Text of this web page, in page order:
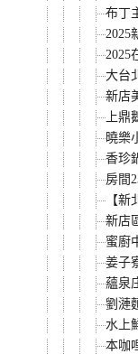
布丁
2025
2025
大台
新店
上
曉樂
香珍
房間
【
新店
蜜廚
姜子
蘊泉
劉漣
水上
本咖